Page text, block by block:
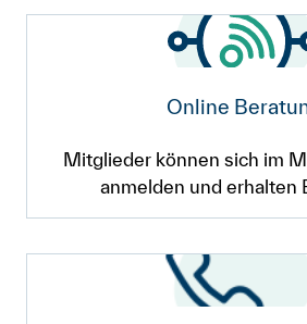
Online
Mitglieder können sich im
anmelden und erhalten